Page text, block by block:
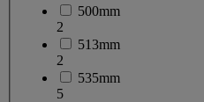
500mm
2
513mm
2
535mm
5